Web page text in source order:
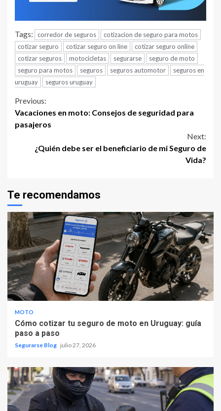
Tags: corredor de seguros
cotizacion de seguro para motos
cotizar seguro
cotizar seguro on line
cotizar seguro online
cotizar seguros
motocicletas segurarse
seguro de moto
seguro para motos
seguros seguros automotor
seguros en
uruguay
seguros uruguay
Continue
Reading
Previous:
Vacaciones en moto: Consejos de seguridad para
pasajeros
Next:
¿Quién debe ser el beneficiario de mi Seguro de
Vida?
Te recomendamos
MOTO
Cómo cotizar tu seguro de moto en Uruguay: guía
paso a paso
Segurarse Blog julio 27, 2026